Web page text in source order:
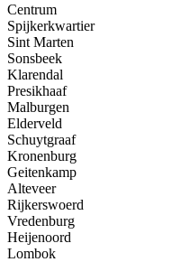
Centrum
Spijkerkwartier
Sint Marten
Sonsbeek
Klarendal
Presikhaaf
Malburgen
Elderveld
Schuytgraaf
Kronenburg
Geitenkamp
Alteveer
Rijkerswoerd
Vredenburg
Heijenoord
Lombok